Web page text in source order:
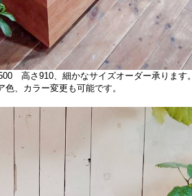
高さ910、細かなサイズオーダー承ります。
、カラー変更も可能です。